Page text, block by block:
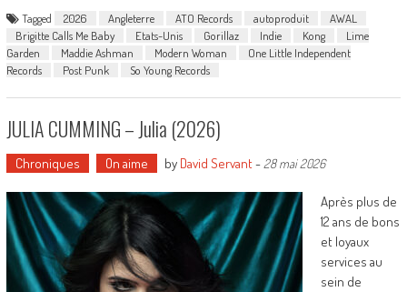
Tagged 2026 Angleterre ATO Records autoproduit
AWAL
Brigitte Calls Me Baby
Etats-Unis Gorillaz Indie Kong
Lime
Garden
Maddie Ashman Modern Woman
One Little Independent
Records
Post Punk So Young Records
JULIA CUMMING – Julia (2026)
Chroniques On aime by David Servant- 28 mai 2026
Après plus de
12 ans de bons
et loyaux
services au
sein de